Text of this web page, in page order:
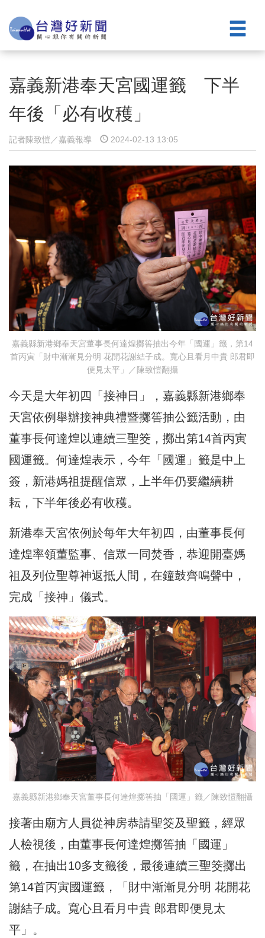
嘉義新港奉天宮國運籤 下半
年後「必有收穫」
記者陳致愷／嘉義報導 2024-02-13 13:05
嘉義縣新港鄉奉天宮董事長何達煌擲筶抽出今年「國運」籤，第14
首丙寅「財中漸漸見分明 花開花謝結子成。寬心且看月中貴 郎君即
便見太平」／陳致愷翻攝
今天是大年初四「接神日」，嘉義縣新港鄉奉
天宮依例舉辦接神典禮暨擲筶抽公籤活動，由
董事長何達煌以連續三聖筊，擲出第14首丙寅
國運籤。何達煌表示，今年「國運」籤是中上
簽，新港媽祖提醒信眾，上半年仍要繼續耕
耘，下半年後必有收穫。
新港奉天宮依例於每年大年初四，由董事長何
達煌率領董監事、信眾一同焚香，恭迎開臺媽
祖及列位聖尊神返抵人間，在鐘鼓齊鳴聲中，
完成「接神」儀式。
嘉義縣新港鄉奉天宮董事長何達煌擲筶抽「國運」籤／陳致愷翻攝
接著由廟方人員從神房恭請聖筊及聖籤，經眾
人檢視後，由董事長何達煌擲筶抽「國運」
籤，在抽出10多支籤後，最後連續三聖筊擲出
第14首丙寅國運籤，「財中漸漸見分明 花開花
謝結子成。寬心且看月中貴 郎君即便見太
平」。